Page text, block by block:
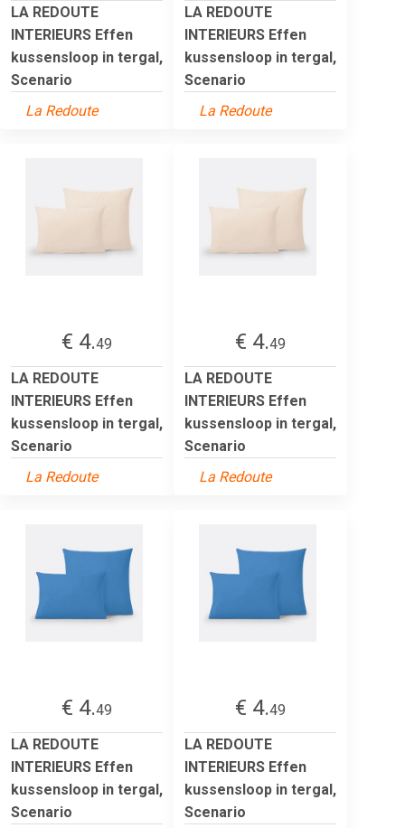
LA REDOUTE
INTERIEURS Effen
kussensloop in tergal,
Scenario
La Redoute
LA REDOUTE
INTERIEURS Effen
kussensloop in tergal,
Scenario
La Redoute
€ 4.49
LA REDOUTE
INTERIEURS Effen
kussensloop in tergal,
Scenario
La Redoute
€ 4.49
LA REDOUTE
INTERIEURS Effen
kussensloop in tergal,
Scenario
La Redoute
€ 4.49
LA REDOUTE
INTERIEURS Effen
kussensloop in tergal,
Scenario
€ 4.49
LA REDOUTE
INTERIEURS Effen
kussensloop in tergal,
Scenario